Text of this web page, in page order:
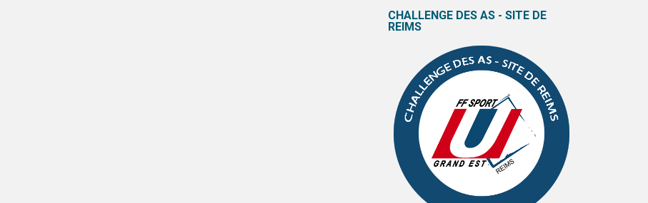
CHALLENGE DES AS - SITE DE
REIMS